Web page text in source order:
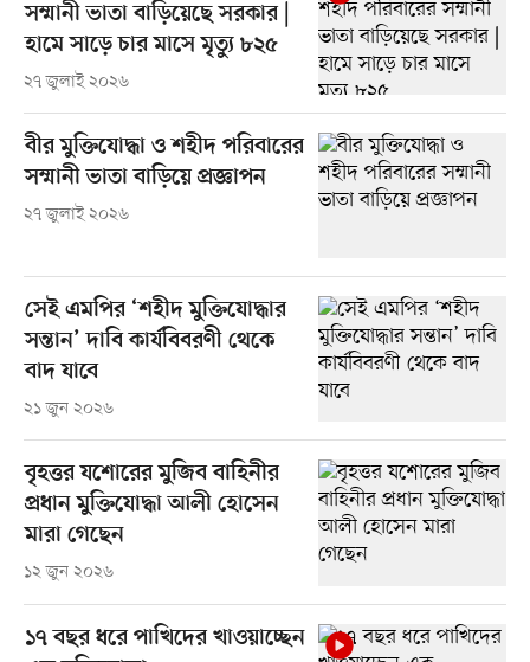
সম্মানী ভাতা বাড়িয়েছে সরকার |
হামে সাড়ে চার মাসে মৃত্যু ৮২৫
২৭ জুলাই ২০২৬
বীর মুক্তিযোদ্ধা ও শহীদ পরিবারের
সম্মানী ভাতা বাড়িয়ে প্রজ্ঞাপন
২৭ জুলাই ২০২৬
সেই এমপির ‘শহীদ মুক্তিযোদ্ধার
সন্তান’ দাবি কার্যবিবরণী থেকে
বাদ যাবে
২১ জুন ২০২৬
বৃহত্তর যশোরের মুজিব বাহিনীর
প্রধান মুক্তিযোদ্ধা আলী হোসেন
মারা গেছেন
১২ জুন ২০২৬
১৭ বছর ধরে পাখিদের খাওয়াচ্ছেন